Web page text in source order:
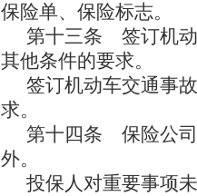
保险单、保险标志。
第十三条 签订机
其他条件的要求。
签订机动车交通事
求。
第十四条 保险公
外。
投保人对重要事项